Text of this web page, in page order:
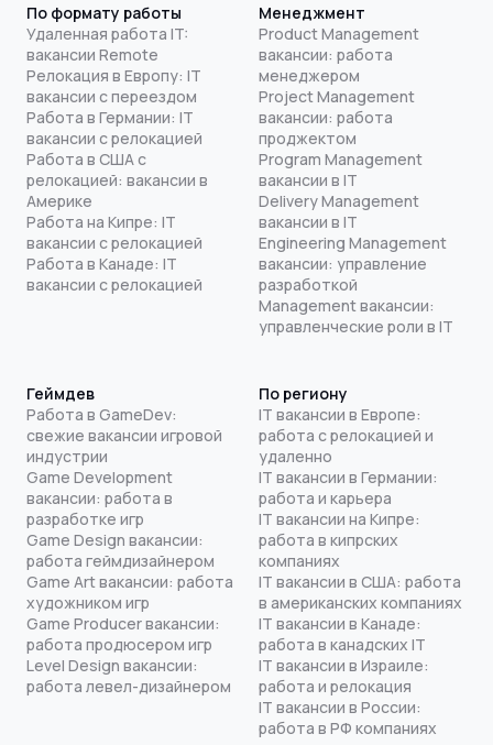
По формату работы
Удаленная работа IT:
вакансии Remote
Релокация в Европу: IT
вакансии с переездом
Работа в Германии: IT
вакансии с релокацией
Работа в США с
релокацией: вакансии в
Америке
Работа на Кипре: IT
вакансии с релокацией
Работа в Канаде: IT
вакансии с релокацией
Менеджмент
Product Management
вакансии: работа
менеджером
Project Management
вакансии: работа
проджектом
Program Management
вакансии в IT
Delivery Management
вакансии в IT
Engineering Management
вакансии: управление
разработкой
Management вакансии:
управленческие роли в IT
Геймдев
Работа в GameDev:
свежие вакансии игровой
индустрии
Game Development
вакансии: работа в
разработке игр
Game Design вакансии:
работа геймдизайнером
Game Art вакансии: работа
художником игр
Game Producer вакансии:
работа продюсером игр
Level Design вакансии:
работа левел-дизайнером
По региону
IT вакансии в Европе:
работа с релокацией и
удаленно
IT вакансии в Германии:
работа и карьера
IT вакансии на Кипре:
работа в кипрских
компаниях
IT вакансии в США: работа
в американских компаниях
IT вакансии в Канаде:
работа в канадских IT
IT вакансии в Израиле:
работа и релокация
IT вакансии в России:
работа в РФ компаниях